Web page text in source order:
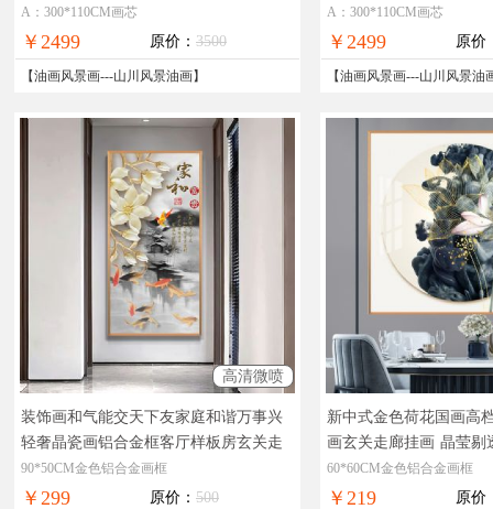
风格客厅大厅的山水画
A：300*110CM画芯
￥2499 原价： 3500
【油画风景画---山川风景油画】
室的秋天山水风景油画
A：300*110CM画芯
￥2499 原价
【油画风景画---山川风景油
高清微喷
装饰画和气能交天下友家庭和谐万事兴
轻奢晶瓷画铝合金框客厅样板房玄关走
廊挂画 晶莹剔透奢华极致工厂直销十五
天无理由退换
90*50CM金色铝合金画框
￥299 原价： 500
新中式金色荷花国画高
画玄关走廊挂画 晶莹剔
直销十五天无理由退换
60*60CM金色铝合金画框
￥219 原价